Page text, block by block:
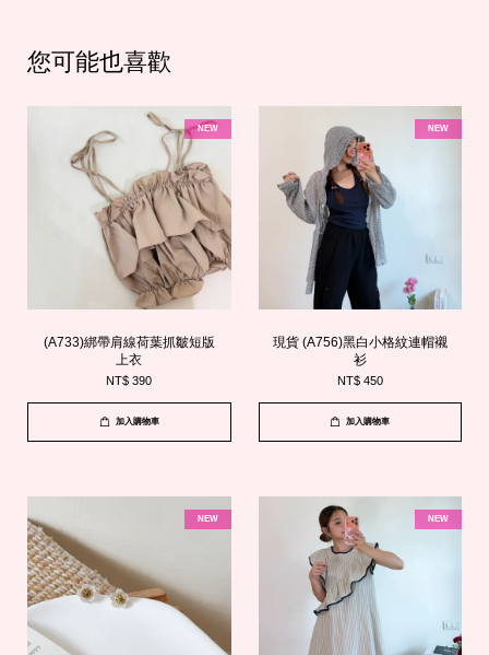
您可能也喜歡
NEW
(A733)綁帶肩線荷葉抓皺短版
上衣
NT$ 390
加入購物車
NEW
現貨 (A756)黑白小格紋連帽襯
衫
NT$ 450
加入購物車
NEW NEW